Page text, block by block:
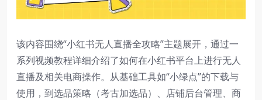
该内容围绕“小红书无人直播全攻略”主题展开，通过一
系列视频教程详细介绍了如何在小红书平台上进行无人
直播及相关电商操作。从基础工具如“小绿点”的下载与
使用，到选品策略（考古加选品）、店铺后台管理、商